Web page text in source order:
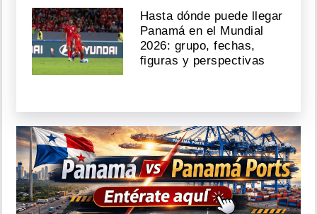
Hasta dónde puede llegar
Panamá en el Mundial
2026: grupo, fechas,
figuras y perspectivas